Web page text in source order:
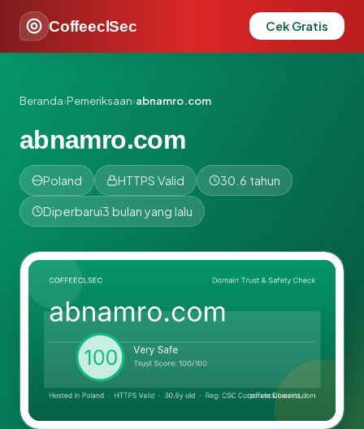
CoffeeclSec Cek Gratis
Beranda›Pemeriksaan›abnamro.com
abnamro.com
Poland HTTPS Valid 30.6 tahun
Diperbarui3 bulan yang lalu